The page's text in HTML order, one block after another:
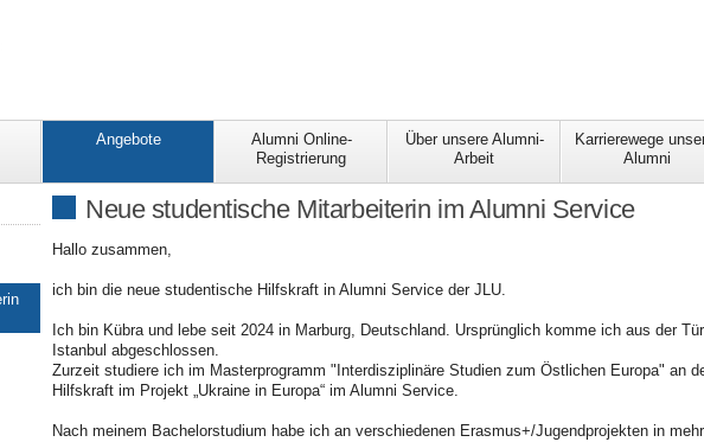
Angebote
Alumni Online-
Registrierung
Über unsere Alumni-
Arbeit
Karrierewege
Alumni
Neue studentische Mitarbeiterin im Alumni Service
Hallo zusammen,
ich bin die neue studentische Hilfskraft in Alumni Service der JLU.
Ich bin Kübra und lebe seit 2024 in Marburg, Deutschland. Ursprünglich komme ich aus der
Istanbul abgeschlossen.
Zurzeit studiere ich im Masterprogramm "Interdisziplinäre Studien zum Östlichen Europa" an
Hilfskraft im Projekt „Ukraine in Europa“ im Alumni Service.
Nach meinem Bachelorstudium habe ich an verschiedenen Erasmus+/Jugendprojekten in